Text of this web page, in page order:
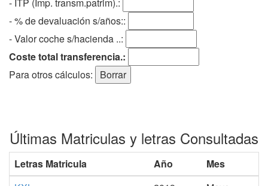
- % de devaluación s/años::
- Valor coche s/hacienda ..:
Coste total transferencia.:
Para otros cálculos:
Últimas Matriculas y letras Consultadas
Letras Matricula Año
Mes